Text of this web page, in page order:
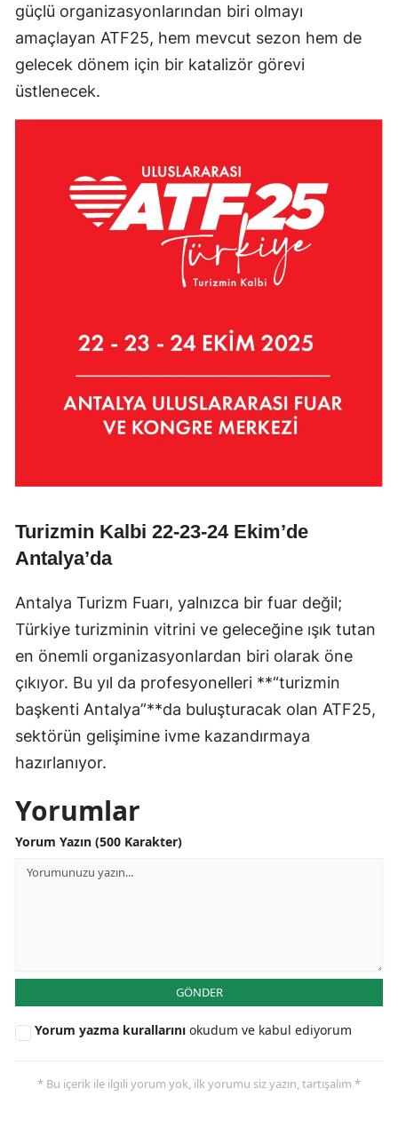
güçlü organizasyonlarından biri olmayı
amaçlayan ATF25, hem mevcut sezon hem de
gelecek dönem için bir katalizör görevi
üstlenecek.
Turizmin Kalbi 22-23-24 Ekim’de
Antalya’da
Antalya Turizm Fuarı, yalnızca bir fuar değil;
Türkiye turizminin vitrini ve geleceğine ışık tutan
en önemli organizasyonlardan biri olarak öne
çıkıyor. Bu yıl da profesyonelleri **“turizmin
başkenti Antalya”**da buluşturacak olan ATF25,
sektörün gelişimine ivme kazandırmaya
hazırlanıyor.
Yorumlar
Yorum Yazın (500 Karakter)
GÖNDER
Yorum yazma kurallarını okudum ve kabul ediyorum
* Bu içerik ile ilgili yorum yok, ilk yorumu siz yazın, tartışalım *